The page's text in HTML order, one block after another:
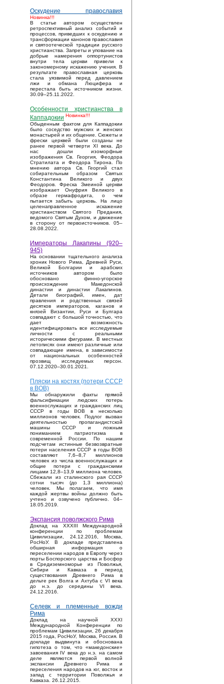
Оскудение православия
Новинка!!!
В статье автором осуществлен
ретроспективный анализ событий и
процессов, приведших к оскудению и
трансформации канонов православия
и святоотеческой традиции русского
христианства. Запреты и упование на
добрые намерения оппортунистов
внутри тела церкви привели к
закономерному искажению учения. В
результате православная церковь
стала уязвимой перед давлением
лжи и обмана Люцифера и
перестала быть источником жизни.
30.09–25.11.2022.
Особенности христианства в
Каппадокии Новинка!!!
Обыденным фактом для Каппадокии
было соседство мужских и женских
монастырей и их общение. Сюжеты и
фрески церквей были созданы не
ранее первой четверти XI века. До
нас дошли изоморфные
изображения Св. Георгия, Феодора
Стратилата и Феодора Тирона. По
мнению автора Св. Георгий стал
собирательным образом Святых
Константина Великого и двух
Феодоров. Фреска Змеиной церкви
изображает Онуфрия Великого в
образе гермафродита, о чем
пытается забыть церковь. На лицо
целенаправленное искажение
христианством Святого Предания,
ведомого Святым Духом, и движение
в сторону от первоисточников. 05–
28.08.2022.
Императоры Лакапины (920–
945)
На основании тщательного анализа
хроник Нового Рима, Древней Руси,
Великой Болгарии и арабских
источников автором было
обосновано финно-угорское
происхождение Македонской
династии и династии Лакапинов.
Детали биографий, имен, дат
правления и родственных связей
десятков императоров, каганов и
князей Византии, Руси и Булгара
совпадают с большой точностью, что
дает возможность
идентифицировать все исследуемые
личности с реальными
историческими фигурами. В местных
летописях они имеют различные или
совпадающие имена, в зависимости
от национальных особенностей
прозвищ исследуемых персон.
07.12.2020–30.01.2021.
Пляски на костях (потери СССР
в ВОВ)
Мы обнаружили факты прямой
фальсификации людских потерь
военнослужащих и гражданских лиц
СССР в годы ВОВ в несколько
миллионов человек. Подлог вызван
деятельностью пропагандистской
машины СССР и ложным
пониманием патриотизма в
современной России. По нашим
подсчетам истинные безвозвратные
потери населения СССР в годы ВОВ
составляют 7,6–8,7 миллионов
человек из числа военнослужащих и
общие потери с гражданскими
лицами 12,8–13,9 миллиона человек.
Сбежали из сталинского рая СССР
сотни тысяч (до 1,3 миллиона)
человек. Мы полагаем, что имя
каждой жертвы войны должно быть
учтено и озвучено публично. 04–
18.05.2019.
Экспансия поволжского Рима
Доклад на XXXIII Международной
конференции по проблемам
Цивилизации, 24.12.2016, Москва,
РосНоУ. В докладе представлена
обширная информация о
переселении народов в Европу через
порты Боспорского царства и Босфор
в Средиземноморье из Поволжья,
Сибири и Кавказа в период
существования Древнего Рима в
дельте рек Волга и Ахтуба с VI века
до н.э. до середины VI века.
24.12.2016.
Селевк и племенные вожди
Рима
Доклад на научной XXXI
Международной Конференции по
проблемам Цивилизации, 26 декабря
2015 года, РосНоУ, Москва, Россия. В
докладе выдвинута и обоснована
гипотеза о том, что «македонские»
завоевания IV века до н.э. на самом
деле являются первой волной
экспансии Древнего Рима и
переселения народов на юг, восток и
запад с территории Поволжья и
Кавказа. 26.12.2015.